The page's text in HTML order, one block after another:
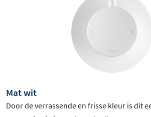
Mat wit
Door de verrassende en frisse kleur is dit